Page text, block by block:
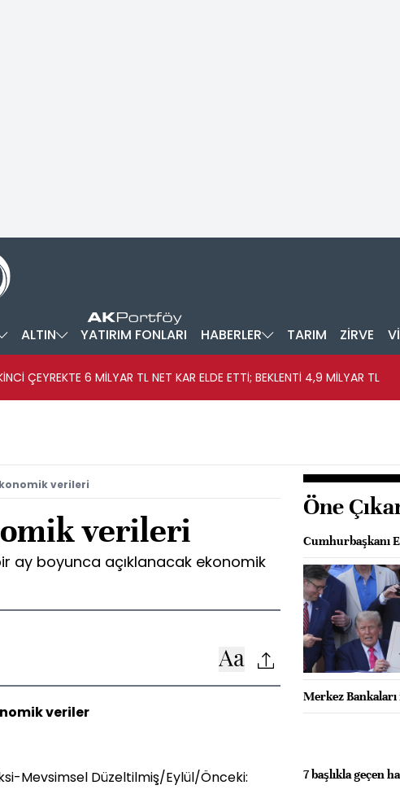
ALTIN YATIRIM FONLARI HABERLER TARIM ZİRVE
ÇEYREKTE 6 MİLYAR TL NET KAR ELDE ETTİ; BEKLENTİ 4,9 MİLYAR TL
verileri
verileri
ay boyunca açıklanacak ekonomik
veriler
Mevsimsel Düzeltilmiş/Eylül/Önceki:
Öne
Cumhurbaşkanı
Merkez Bankaları
7 başlıkla geçen